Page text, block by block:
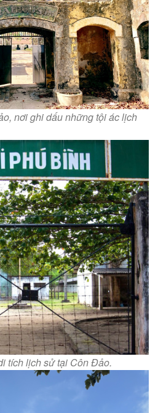
nơi ghi dấu những tội ác lịch
tích lịch sử tại Côn Đảo.